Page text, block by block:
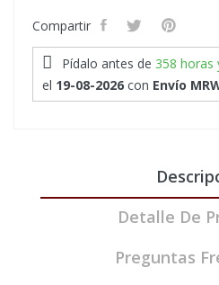
Compartir
Pídalo antes de 358 horas
el 19-08-2026 con Envío
Detalle De
Preguntas